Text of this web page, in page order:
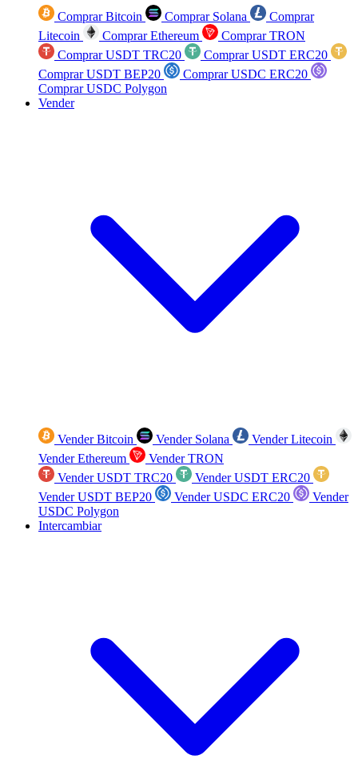
Comprar Bitcoin Comprar Solana
Comprar
Litecoin
Comprar Ethereum
Comprar TRON
Comprar USDT TRC20
Comprar USDT ERC20
Comprar USDT BEP20
Comprar USDC ERC20
Comprar USDC Polygon
Vender
Vender Bitcoin Vender Solana
Vender Litecoin
Vender Ethereum
Vender TRON
Vender USDT TRC20
Vender USDT ERC20
Vender USDT BEP20
Vender USDC ERC20
Vender
USDC Polygon
Intercambiar